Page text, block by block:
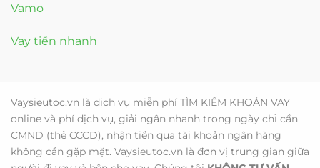
Vamo
Vay tiền nhanh
Vaysieutoc.vn là dịch vụ miễn phí TÌM KIẾM KHOẢN VAY
online và phí dịch vụ, giải ngân nhanh trong ngày chỉ cần
CMND (thẻ CCCD), nhận tiền qua tài khoản ngân hàng
không cần gặp mặt. Vaysieutoc.vn là đơn vị trung gian giữa